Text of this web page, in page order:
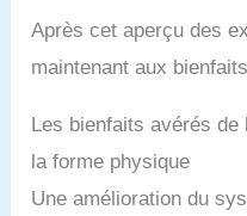
Après cet aperçu des
maintenant aux
Les bienfaits avérés de
la forme physique
Une amélioration du